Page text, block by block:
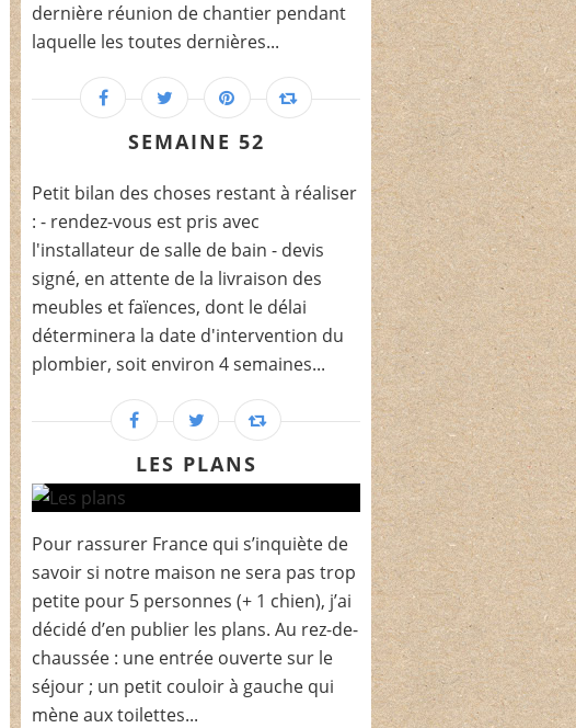
dernière réunion de chantier pendant
laquelle les toutes dernières...
SEMAINE 52
Petit bilan des choses restant à réaliser
: - rendez-vous est pris avec
l'installateur de salle de bain - devis
signé, en attente de la livraison des
meubles et faïences, dont le délai
déterminera la date d'intervention du
plombier, soit environ 4 semaines...
LES PLANS
Pour rassurer France qui s’inquiète de
savoir si notre maison ne sera pas trop
petite pour 5 personnes (+ 1 chien), j’ai
décidé d’en publier les plans. Au rez-de-
chaussée : une entrée ouverte sur le
séjour ; un petit couloir à gauche qui
mène aux toilettes...